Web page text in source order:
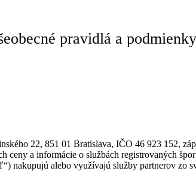
pravidlá a
22, 851 01 Bratislava, IČO 46 923 152,
ceny a informácie o službách registrovaných
nakupujú alebo využívajú služby partnerov zo